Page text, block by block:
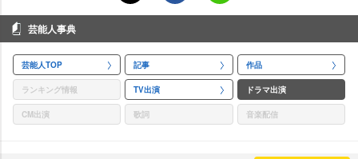
芸能人事典
芸能人TOP 記事 作品
ランキング情報 TV出演 ドラマ出演
CM出演 歌詞 音楽配信